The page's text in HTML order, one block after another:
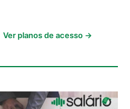
Ver planos de acesso →